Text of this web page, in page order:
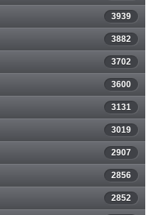
3939
3882
3702
3600
3131
3019
2907
2856
2852